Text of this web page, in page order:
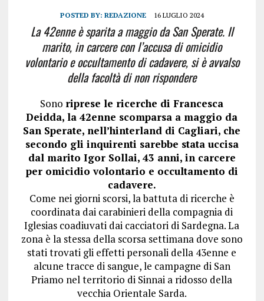
POSTED BY: REDAZIONE 16 LUGLIO 2024
La 42enne è sparita a maggio da San Sperate. Il
marito, in carcere con l’accusa di omicidio
volontario e occultamento di cadavere, si è avvalso
della facoltà di non rispondere
Sono riprese le ricerche di Francesca
Deidda, la 42enne scomparsa a maggio da
San Sperate, nell’hinterland di Cagliari, che
secondo gli inquirenti sarebbe stata uccisa
dal marito Igor Sollai, 43 anni, in carcere
per omicidio volontario e occultamento di
cadavere.
Come nei giorni scorsi, la battuta di ricerche è
coordinata dai carabinieri della compagnia di
Iglesias coadiuvati dai cacciatori di Sardegna. La
zona è la stessa della scorsa settimana dove sono
stati trovati gli effetti personali della 43enne e
alcune tracce di sangue, le campagne di San
Priamo nel territorio di Sinnai a ridosso della
vecchia Orientale Sarda.